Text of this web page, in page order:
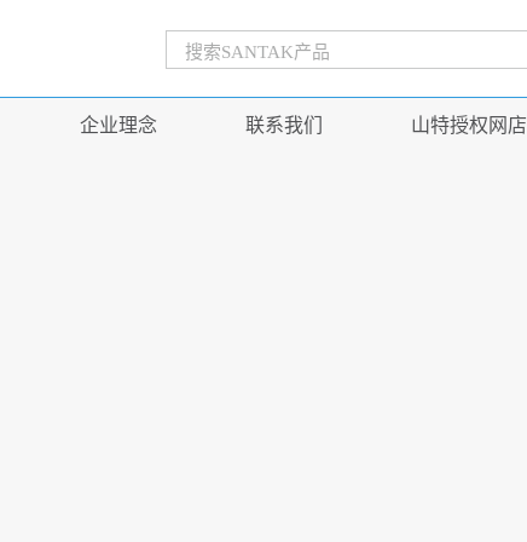
企业理念 联系我们 山特授权网店